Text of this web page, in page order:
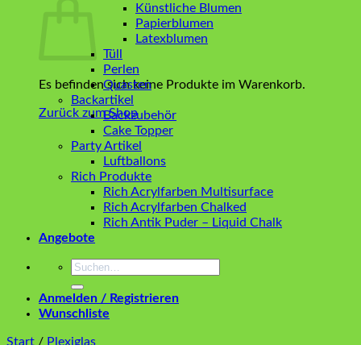
Es befinden sich keine Produkte im Warenkorb.
Zurück zum Shop
Künstliche Blumen
Papierblumen
Latexblumen
Tüll
Perlen
Quasten
Backartikel
Backzubehör
Cake Topper
Party Artikel
Luftballons
Rich Produkte
Rich Acrylfarben Multisurface
Rich Acrylfarben Chalked
Rich Antik Puder – Liquid Chalk
Angebote
Suchen
Anmelden / Registrieren
Wunschliste
Start / Plexiglas